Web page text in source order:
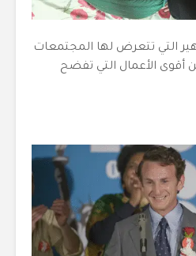
التي تتعرض لها المجتمعات
أقوى الأعمال التي تفضح